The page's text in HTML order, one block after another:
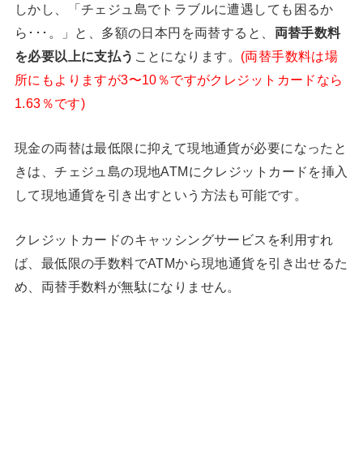
しかし、「チェジュ島でトラブルに遭遇しても困るか
ら･･･。」と、多額の日本円を両替すると、 両替手数料
を必要以上に支払う ことになります。 (両替手数料は場
所にもよりますが3〜10％ですがクレジットカードなら
1.63％です)
現金の両替は最低限に抑えて現地通貨が必要になったと
きは、チェジュ島の現地ATMにクレジットカードを挿入
して現地通貨を引き出すという方法も可能です。
クレジットカードのキャッシングサービスを利用すれ
ば、最低限の手数料でATMから現地通貨を引き出せるた
め、両替手数料が無駄になりません。